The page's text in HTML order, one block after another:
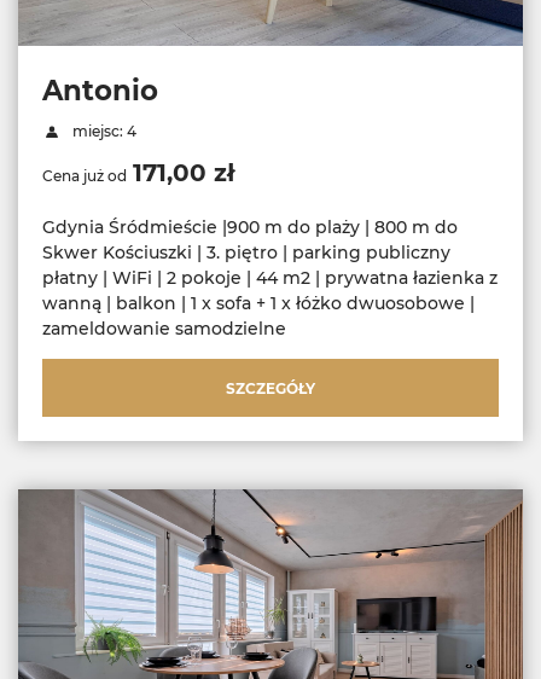
Antonio
miejsc: 4
Cena już od 171,00 zł
Gdynia Śródmieście |900 m do plaży | 800 m do
Skwer Kościuszki | 3. piętro | parking publiczny
płatny | WiFi | 2 pokoje | 44 m2 | prywatna łazienka z
wanną | balkon | 1 x sofa + 1 x łóżko dwuosobowe |
zameldowanie samodzielne
SZCZEGÓŁY